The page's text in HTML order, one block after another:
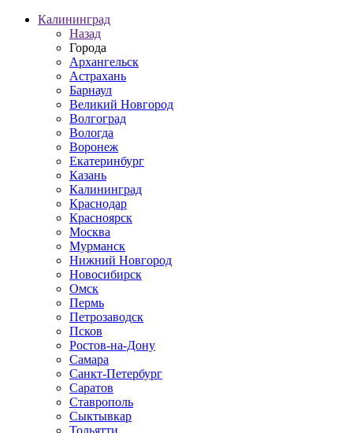
Калининград
Назад
Города
Архангельск
Астрахань
Барнаул
Великий Новгород
Волгоград
Вологда
Воронеж
Екатеринбург
Казань
Калининград
Краснодар
Красноярск
Москва
Мурманск
Нижний Новгород
Новосибирск
Омск
Пермь
Петрозаводск
Псков
Ростов-на-Дону
Самара
Санкт-Петербург
Саратов
Ставрополь
Сыктывкар
Тольятти